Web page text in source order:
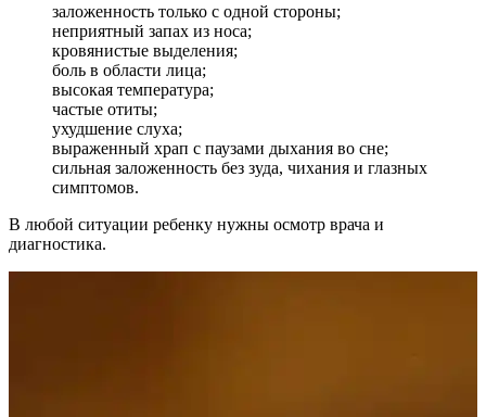
заложенность только с одной стороны;
неприятный запах из носа;
кровянистые выделения;
боль в области лица;
высокая температура;
частые отиты;
ухудшение слуха;
выраженный храп с паузами дыхания во сне;
сильная заложенность без зуда, чихания и глазных
симптомов.
В любой ситуации ребенку нужны осмотр врача и
диагностика.